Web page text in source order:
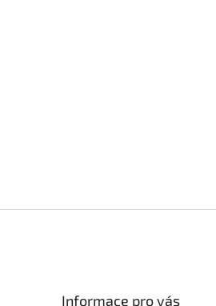
Informace pro vás